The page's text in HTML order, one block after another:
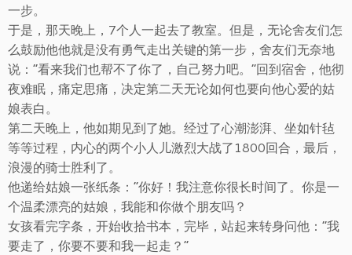
一步。
于是，那天晚上，7个人一起去了教室。但是，无论舍友们怎
么鼓励他他就是没有勇气走出关键的第一步，舍友们无奈地
说：“看来我们也帮不了你了，自己努力吧。”回到宿舍，他彻
夜难眠，痛定思痛，决定第二天无论如何也要向他心爱的姑
娘表白。
第二天晚上，他如期见到了她。经过了心潮澎湃、坐如针毡
等等过程，内心的两个小人儿激烈大战了1800回合，最后，
浪漫的骑士胜利了。
他递给姑娘一张纸条：“你好！我注意你很长时间了。你是一
个温柔漂亮的姑娘，我能和你做个朋友吗？
女孩看完字条，开始收拾书本，完毕，站起来转身问他：“我
要走了，你要不要和我一起走？”